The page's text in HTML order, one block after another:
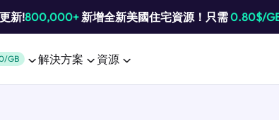
新!800,000+新增全新美國住宅資源！只需0.80$/
GB 解決方案 資源